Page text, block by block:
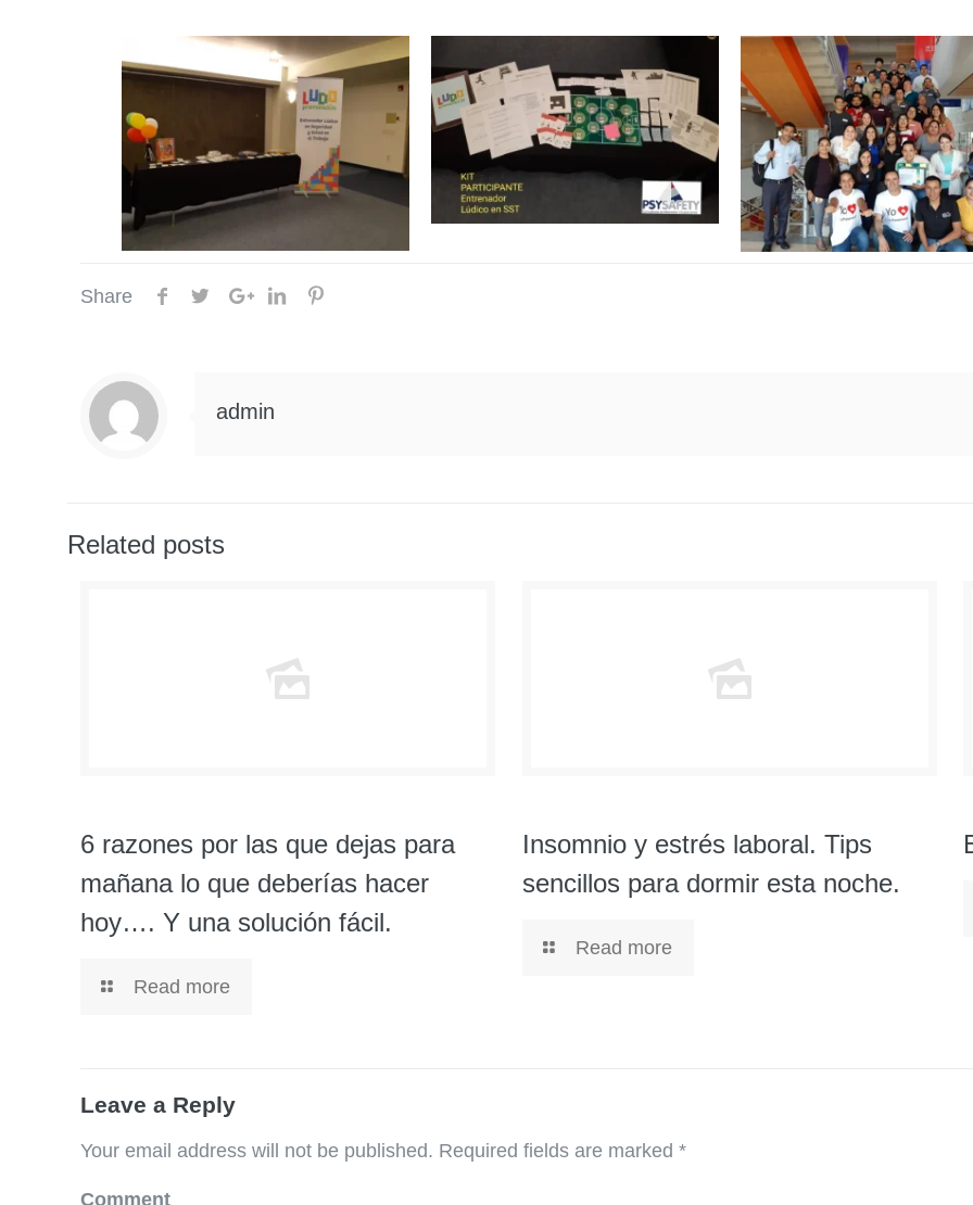
Share
admin
Related posts
6 razones por las que dejas para
mañana lo que deberías hacer
hoy…. Y una solución fácil.
Read more
Insomnio y estrés laboral. Tips
sencillos para dormir esta noche.
Read more
Leave a Reply
Your email address will not be published. Required fields are marked*
Comment